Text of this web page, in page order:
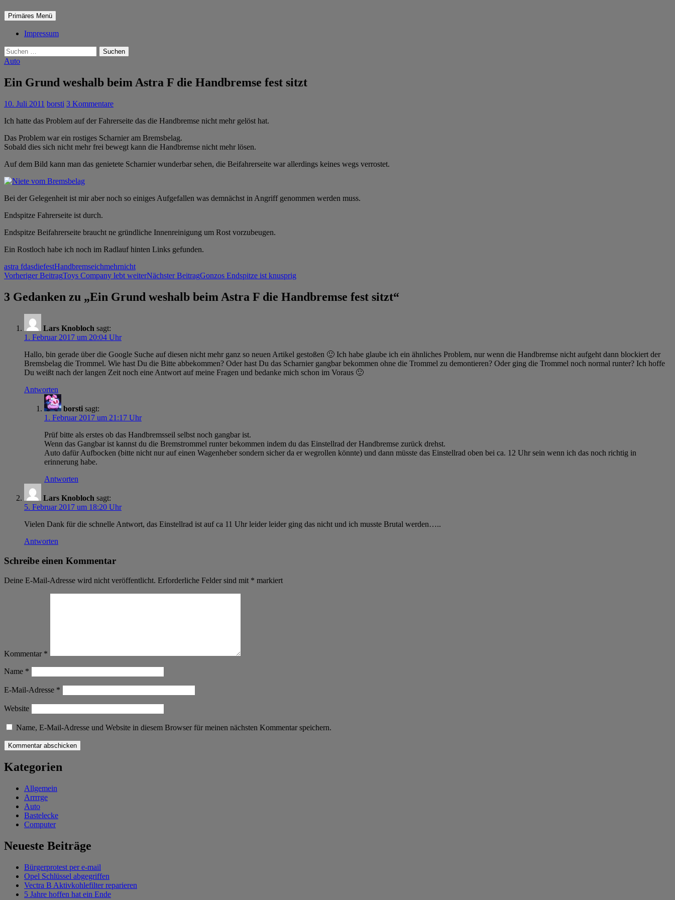
Suchen
Primäres Menü
springen
Impressum
Suchen
nach:
Auto
Ein Grund weshalb beim Astra F die Handbremse fest sitzt
10. Juli 2011 borsti 3 Kommentare
Ich hatte das Problem auf der Fahrerseite das die Handbremse nicht mehr gelöst hat.
Das Problem war ein rostiges Scharnier am Bremsbelag.
Sobald dies sich nicht mehr frei bewegt kann die Handbremse nicht mehr lösen.
Auf dem Bild kann man das genietete Scharnier wunderbar sehen, die Beifahrerseite war allerdings keines wegs verrostet.
Bei der Gelegenheit ist mir aber noch so einiges Aufgefallen was demnächst in Angriff genommen werden muss.
Endspitze Fahrerseite ist durch.
Endspitze Beifahrerseite braucht ne gründliche Innenreinigung um Rost vorzubeugen.
Ein Rostloch habe ich noch im Radlauf hinten Links gefunden.
astra fdasdiefestHandbremseichmehrnicht
Beitrags-
Navigation
Vorheriger BeitragToys Company lebt weiterNächster BeitragGonzos Endspitze ist knusprig
3 Gedanken zu „Ein Grund weshalb beim Astra F die Handbremse fest sitzt“
Lars Knobloch sagt:
1. Februar 2017 um 20:04 Uhr
Hallo, bin gerade über die Google Suche auf diesen nicht mehr ganz so neuen Artikel gestoßen 🙂 Ich habe glaube ich ein ähnliches Problem, nur wenn die Handbremse nicht aufgeht dann blockiert der
Bremsbelag die Trommel. Wie hast Du die Bitte abbekommen? Oder hast Du das Scharnier gangbar bekommen ohne die Trommel zu demontieren? Oder ging die Trommel noch normal runter? Ich hoffe
Du weißt nach der langen Zeit noch eine Antwort auf meine Fragen und bedanke mich schon im Voraus 🙂
Antworten
borsti sagt:
1. Februar 2017 um 21:17 Uhr
Prüf bitte als erstes ob das Handbremsseil selbst noch gangbar ist.
Wenn das Gangbar ist kannst du die Bremstrommel runter bekommen indem du das Einstellrad der Handbremse zurück drehst.
Auto dafür Aufbocken (bitte nicht nur auf einen Wagenheber sondern sicher da er wegrollen könnte) und dann müsste das Einstellrad oben bei ca. 12 Uhr sein wenn ich das noch richtig in
erinnerung habe.
Antworten
Lars Knobloch sagt:
5. Februar 2017 um 18:20 Uhr
Vielen Dank für die schnelle Antwort, das Einstellrad ist auf ca 11 Uhr leider leider ging das nicht und ich musste Brutal werden…..
Antworten
Schreibe einen Kommentar
Deine E-Mail-Adresse wird nicht veröffentlicht. Erforderliche Felder sind mit * markiert
Kommentar *
Name *
E-Mail-Adresse *
Website
Name, E-Mail-Adresse und Website in diesem Browser für meinen nächsten Kommentar speichern.
Kategorien
Allgemein
Arrrrge
Auto
Bastelecke
Computer
Neueste Beiträge
Bürgerprotest per e-mail
Opel Schlüssel abgegriffen
Vectra B Aktivkohlefilter reparieren
5 Jahre hoffen hat ein Ende